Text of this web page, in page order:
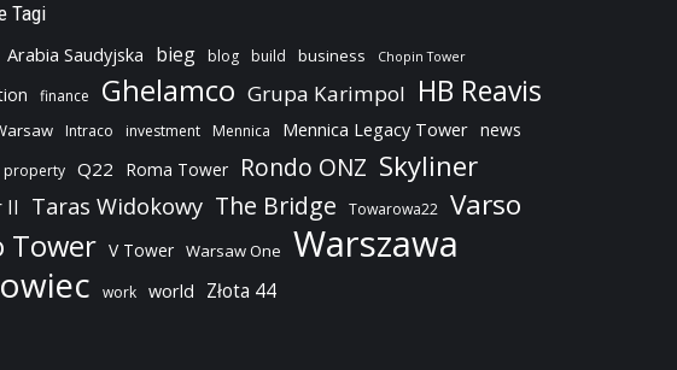
Tagi
Arabia Saudyjska bieg blog build business Chopin Tower
finance Ghelamco Grupa Karimpol HB Reavis
Intraco investment Mennica Mennica Legacy Tower news
property Q22 Roma Tower Rondo ONZ Skyliner
II Taras Widokowy The Bridge Towarowa22 Varso
Tower V Tower Warsaw One Warszawa
work world Złota 44